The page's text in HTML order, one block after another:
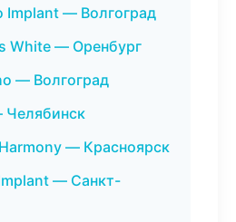
Implant — Волгоград
White — Оренбург
— Волгоград
Челябинск
— Красноярск
— Санкт-